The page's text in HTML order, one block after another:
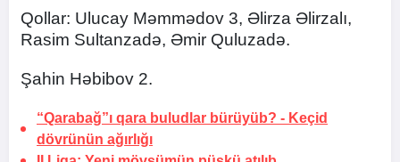
Qollar: Ulucay Məmmədov 3, Əlirza Əlirzalı,
Rasim Sultanzadə, Əmir Quluzadə.
Şahin Həbibov 2.
“Qarabağ”ı qara buludlar bürüyüb? - Keçid
dövrünün ağırlığı